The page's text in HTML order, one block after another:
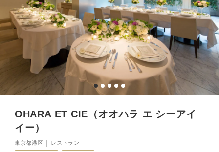
OHARA ET CIE（オオハラ エ シーアイ
イー）
東京都港区 │ レストラン